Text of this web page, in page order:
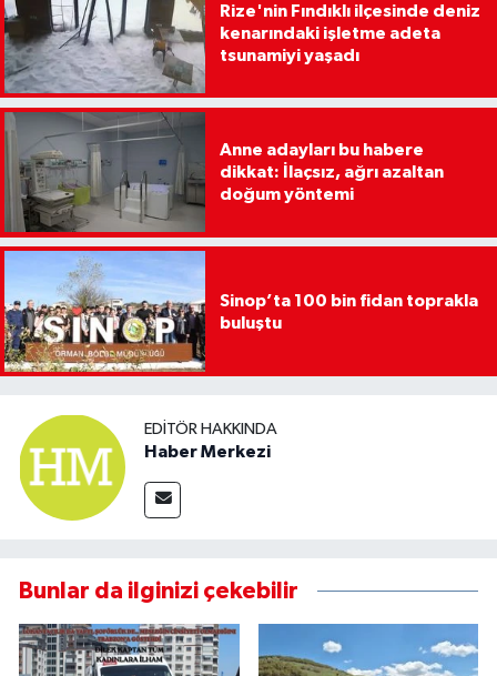
Rize'nin Fındıklı ilçesinde deniz
kenarındaki işletme adeta
tsunamiyi yaşadı
Anne adayları bu habere
dikkat: İlaçsız, ağrı azaltan
doğum yöntemi
Sinop’ta 100 bin fidan toprakla
buluştu
EDITÖR HAKKINDA
Haber Merkezi
Bunlar da ilginizi çekebilir